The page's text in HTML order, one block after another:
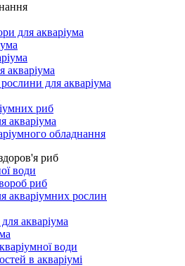
для акваріума
акваріума
для акваріума
риб
акваріума
обладнання
риб
води
риб
акваріумних рослин
акваріума
води
в акваріумі